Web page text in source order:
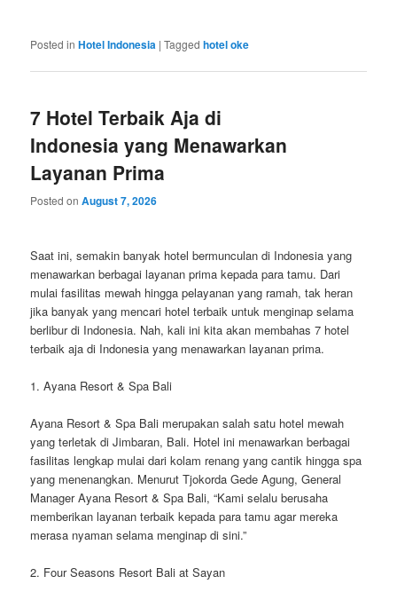
Posted in Hotel Indonesia |Tagged hotel oke
7 Hotel Terbaik Aja di
Indonesia yang Menawarkan
Layanan Prima
Posted onAugust 7, 2026
Saat ini, semakin banyak hotel bermunculan di Indonesia yang
menawarkan berbagai layanan prima kepada para tamu. Dari
mulai fasilitas mewah hingga pelayanan yang ramah, tak heran
jika banyak yang mencari hotel terbaik untuk menginap selama
berlibur di Indonesia. Nah, kali ini kita akan membahas 7 hotel
terbaik aja di Indonesia yang menawarkan layanan prima.
1. Ayana Resort & Spa Bali
Ayana Resort & Spa Bali merupakan salah satu hotel mewah
yang terletak di Jimbaran, Bali. Hotel ini menawarkan berbagai
fasilitas lengkap mulai dari kolam renang yang cantik hingga spa
yang menenangkan. Menurut Tjokorda Gede Agung, General
Manager Ayana Resort & Spa Bali, “Kami selalu berusaha
memberikan layanan terbaik kepada para tamu agar mereka
merasa nyaman selama menginap di sini.”
2. Four Seasons Resort Bali at Sayan